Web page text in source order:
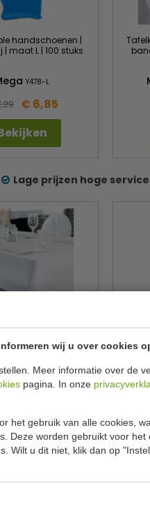
wij u over cookies
Meer informatie over de
pagina. In onze
het gebruik van alle cookies,
Deze worden gebruikt voor het
Wilt u dit niet, klik dan op
handschoenen |
| maat L | 100 stuks
Y478-L
€ 6,85
| horeca | damast |
| wit | maten 110
DAMWHI110130
Lage prijzen hoge service